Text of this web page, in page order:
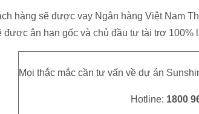
hàng sẽ được vay Ngân hàng Việt Nam
được ân hạn gốc và chủ đầu tư tài trợ 100%
Mọi thắc mắc cần tư vấn về dự án
Hotline: 1800